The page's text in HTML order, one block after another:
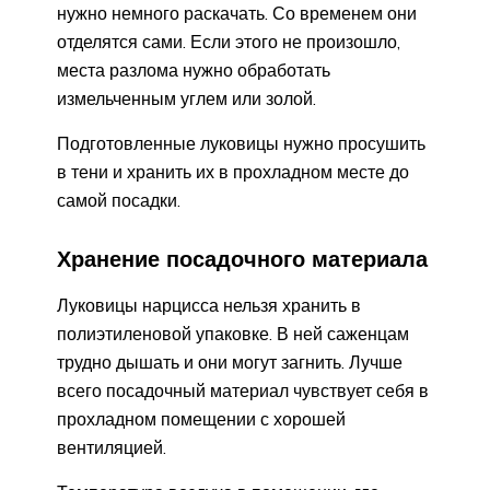
нужно немного раскачать. Со временем они
отделятся сами. Если этого не произошло,
места разлома нужно обработать
измельченным углем или золой.
Подготовленные луковицы нужно просушить
в тени и хранить их в прохладном месте до
самой посадки.
Хранение посадочного материала
Луковицы нарцисса нельзя хранить в
полиэтиленовой упаковке. В ней саженцам
трудно дышать и они могут загнить. Лучше
всего посадочный материал чувствует себя в
прохладном помещении с хорошей
вентиляцией.